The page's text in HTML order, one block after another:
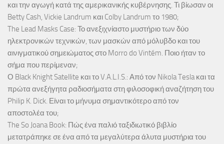
και την αγωγή κατά της αμερικανικής κυβέρνησης. Τι βίωσαν οι
Betty Cash, Vickie Landrum και Colby Landrum το 1980;
The Lead Masks Case: Το ανεξιχνίαστο μυστήριο των δύο
ηλεκτρονικών τεχνικών, των μασκών από μόλυβδο και του
αινιγματικού σημειώματος στο Morro do Vintém. Ποιο ήταν το
σήμα που περίμεναν;
Ο Black Knight Satellite και το V.A.L.I.S.: Από τον Nikola Tesla και τα
πρώτα ανεξήγητα ραδιοσήματα στη φιλοσοφική αναζήτηση του
Philip K. Dick. Είναι το μήνυμα σημαντικότερο από τον
αποστολέα του;
The So Joana Book: Πώς ένα παλιό ταξιδιωτικό βιβλίο
μετατράπηκε σε ένα από τα μεγαλύτερα άλυτα μυστήρια του